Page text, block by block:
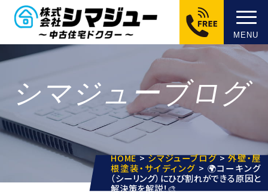
MENU
シマジューブログ
HOME>シマジューブログ>外壁・屋
根塗装・サイディング > 🌍コーキング
（シーリング）にひび割れができる原因と
解決策を解説！🎨